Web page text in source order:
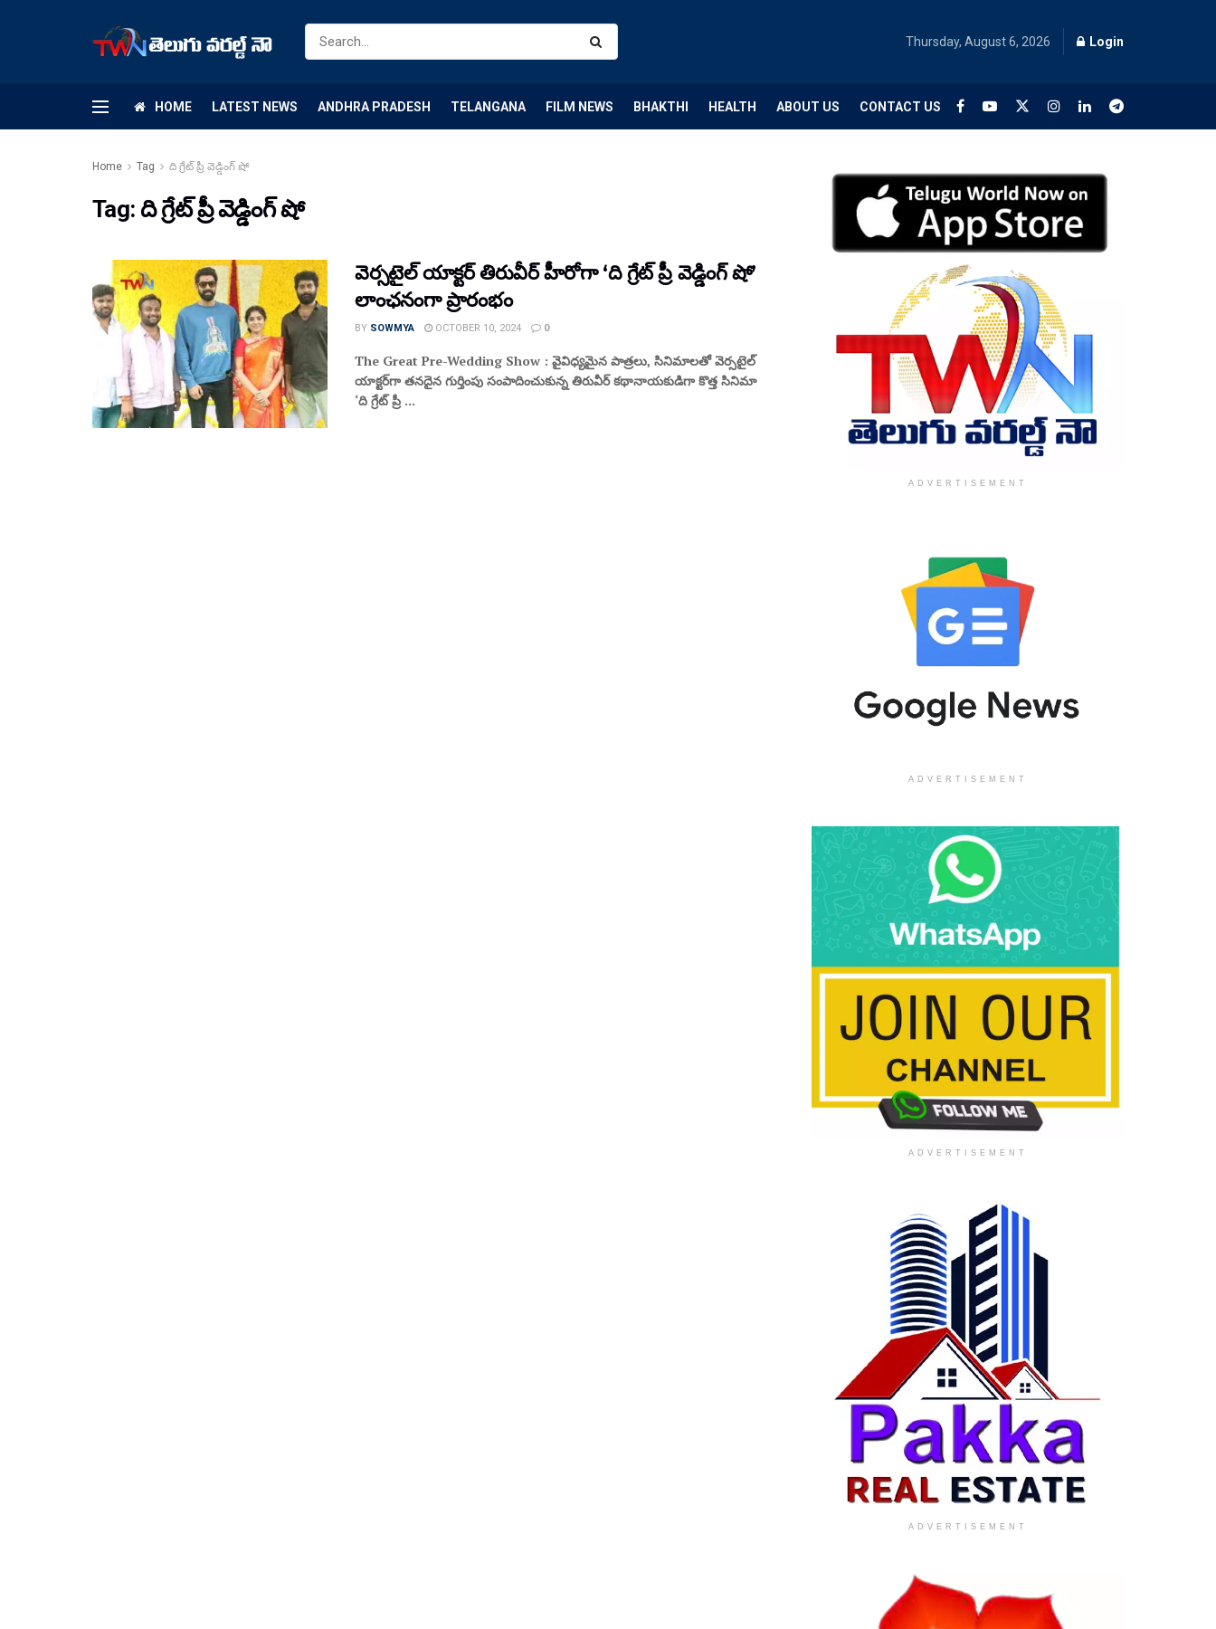
Thursday, August 6, 2026 Login
HOME LATEST NEWS ANDHRA PRADESH TELANGANA FILM NEWS BHAKTHI HEALTH ABOUT US CONTACT US
Home Tag ది గ్రేట్ ప్రీ వెడ్డింగ్ షో
Tag: ది గ్రేట్ ప్రీ వెడ్డింగ్ షో
వెర్స‌టైల్ యాక్ట‌ర్ తిరువీర్ హీరోగా ‘ది గ్రేట్ ప్రీ వెడ్డింగ్ షో’
లాంఛ‌నంగా ప్రారంభం
BY SOWMYA OCTOBER 10, 2024 0
The Great Pre-Wedding Show : వైవిధ్య‌మైన పాత్ర‌లు, సినిమాల‌తో వెర్స‌టైల్
యాక్ట‌ర్‌గా త‌న‌దైన గుర్తింపు సంపాదించుకున్న తిరువీర్ క‌థానాయ‌కుడిగా కొత్త సినిమా
‘ది గ్రేట్ ప్రీ ...
ADVERTISEMENT
ADVERTISEMENT
ADVERTISEMENT
ADVERTISEMENT